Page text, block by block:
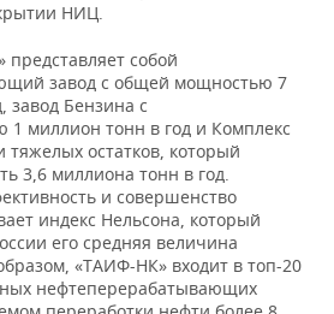
НИЦ.
собой
завод с общей мощностью 7
завод Бензина с
1 миллион тонн в год и Комплекс
тяжелых остатков, который
3,6 миллиона тонн в год.
и совершенство
индекс Нельсона, который
его средняя величина
«ТАИФ-НК» входит в топ-20
нефтеперерабатывающих